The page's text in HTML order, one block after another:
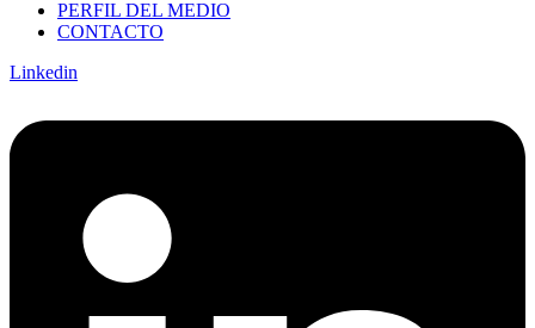
PERFIL DEL MEDIO
CONTACTO
Linkedin